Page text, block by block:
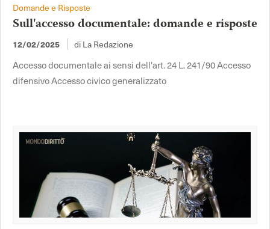
Domande e Risposte
Sull'accesso documentale: domande e risposte
12/02/2025 di La Redazione
Accesso documentale ai sensi dell'art. 24 L. 241/90 Accesso
difensivo Accesso civico generalizzato